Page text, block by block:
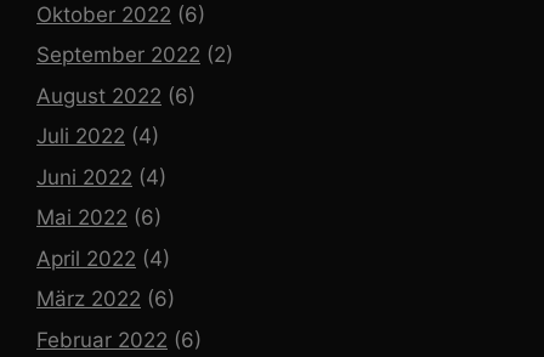
Oktober 2022 (6)
September 2022 (2)
August 2022 (6)
Juli 2022 (4)
Juni 2022 (4)
Mai 2022 (6)
April 2022 (4)
März 2022 (6)
Februar 2022 (6)